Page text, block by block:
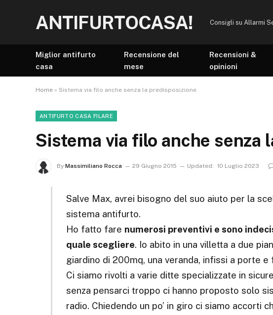
ANTIFURTOCASA! Consigli su Allarmi
Miglior antifurto
casa
Recensione del
mese
Recensioni &
opinioni
Home » Sistema via filo anche senza la predisposizione
ANTIFURTO CASA FILARE
Sistema via filo anche senza
By Massimiliano Rocca 29 Giugno 2015 Updated: 10 Luglio 2023
Salve Max, avrei bisogno del suo aiuto per la
sistema antifurto.
Ho fatto fare numerosi preventivi e sono
quale scegliere. Io abito in una villetta a due
giardino di 200mq, una veranda, infissi a porte e
Ci siamo rivolti a varie ditte specializzate in
senza pensarci troppo ci hanno proposto solo
radio. Chiedendo un po’ in giro ci siamo accorti